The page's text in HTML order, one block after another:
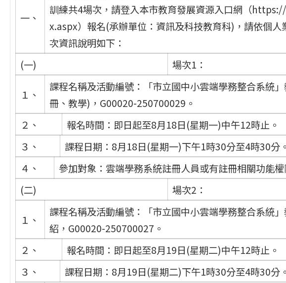
一、
訓練共4場次，請登入本市教育發展資源入口網（
x.aspx）報名(承辦單位：資訊及科技教育科)，請依個
次資訊說明如下：
(一)
場次1：
１、
課程名稱及活動編號：「市立國中小雲端學務整合系統
冊、教學)，G00020-250700029。
２、
報名時間：即日起至8月18日(星期一)中午12時止。
３、
課程日期：8月18日(星期一)下午1時30分至4時30分。
４、
參加對象：雲端學務系統註冊人員或有註冊相關功能權
(二)
場次2：
１、
課程名稱及活動編號：「市立國中小雲端學務整合系統
紹，G00020-250700027。
２、
報名時間：即日起至8月19日(星期二)中午12時止。
３、
課程日期：8月19日(星期二)下午1時30分至4時30分。